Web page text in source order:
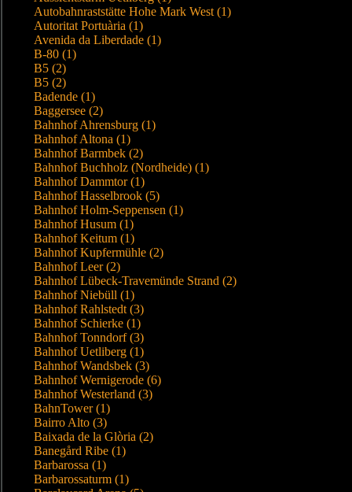
Autobahnraststätte Hohe Mark West (1)
Autoritat Portuària (1)
Avenida da Liberdade (1)
B-80 (1)
B5 (2)
B5 (2)
Badende (1)
Baggersee (2)
Bahnhof Ahrensburg (1)
Bahnhof Altona (1)
Bahnhof Barmbek (2)
Bahnhof Buchholz (Nordheide) (1)
Bahnhof Dammtor (1)
Bahnhof Hasselbrook (5)
Bahnhof Holm-Seppensen (1)
Bahnhof Husum (1)
Bahnhof Keitum (1)
Bahnhof Kupfermühle (2)
Bahnhof Leer (2)
Bahnhof Lübeck-Travemünde Strand (2)
Bahnhof Niebüll (1)
Bahnhof Rahlstedt (3)
Bahnhof Schierke (1)
Bahnhof Tonndorf (3)
Bahnhof Uetliberg (1)
Bahnhof Wandsbek (3)
Bahnhof Wernigerode (6)
Bahnhof Westerland (3)
BahnTower (1)
Bairro Alto (3)
Baixada de la Glòria (2)
Banegård Ribe (1)
Barbarossa (1)
Barbarossaturm (1)